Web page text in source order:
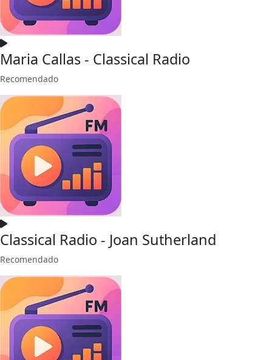
Maria Callas - Classical Radio
Recomendado
Classical Radio - Joan Sutherland
Recomendado